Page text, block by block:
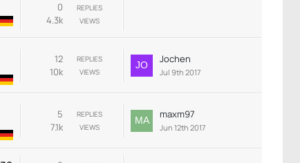
REPLIES
0
VIEWS
4.3k
REPLIES
12
VIEWS
10k
Jochen
Jul 9th 2017
REPLIES
5
VIEWS
7.1k
maxm97
Jun 12th 2017